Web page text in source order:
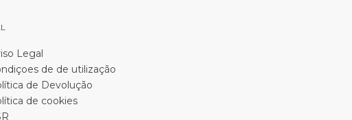
Legal
de de utilização
de Devolução
de cookies